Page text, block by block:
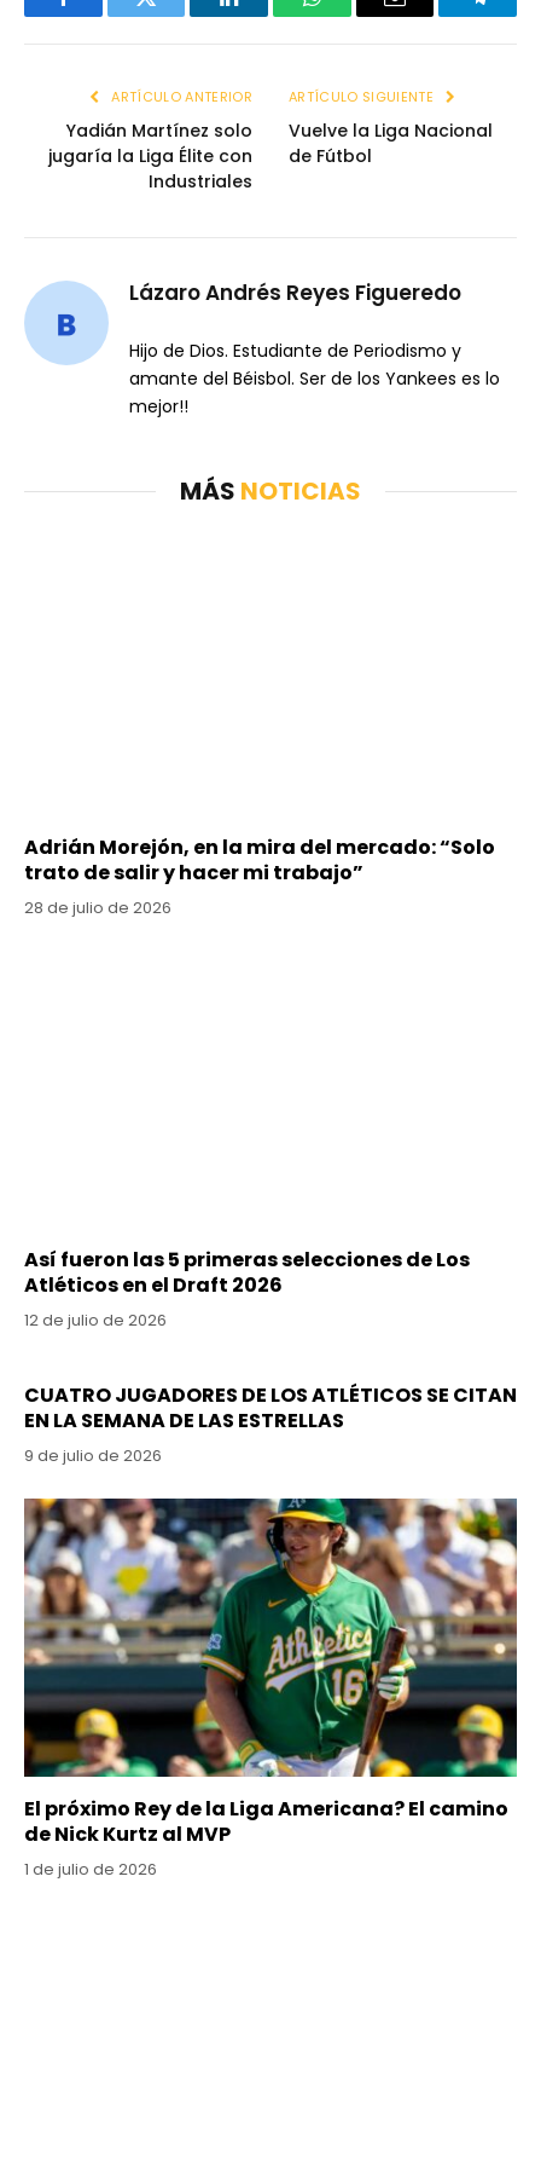
FacebookTwitter LinkedInWhatsAppEmail
ARTÍCULO ANTERIOR
Yadián Martínez solo
jugaría la Liga Élite con
Industriales
ARTÍCULO SIGUIENTE
Vuelve la Liga Nacional
de Fútbol
Lázaro Andrés Reyes Figueredo
Hijo de Dios. Estudiante de Periodismo y
amante del Béisbol. Ser de los Yankees es lo
mejor!!
MÁS NOTICIAS
Adrián Morejón, en la mira del mercado: “Solo
trato de salir y hacer mi trabajo”
28 de julio de 2026
Así fueron las 5 primeras selecciones de Los
Atléticos en el Draft 2026
12 de julio de 2026
CUATRO JUGADORES DE LOS ATLÉTICOS SE CITAN
EN LA SEMANA DE LAS ESTRELLAS
9 de julio de 2026
El próximo Rey de la Liga Americana? El camino
de Nick Kurtz al MVP
1 de julio de 2026